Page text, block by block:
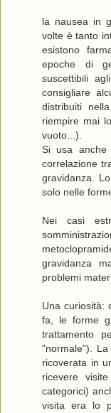
la nausea in
volte è tanto
esistono
epoche di
suscettibili
consigliare
distribuiti
riempire mai
vuoto...).
Si usa anche
correlazione
gravidanza.
solo nelle
Nei casi
gravidanza
problemi
Una curiosità:
fa, le forme
trattamento
"normale").
ricoverata in
ricevere
categorici)
visita era lo